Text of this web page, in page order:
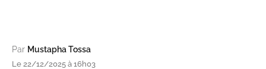
Par Mustapha Tossa
Le 22/12/2025 à 16h03